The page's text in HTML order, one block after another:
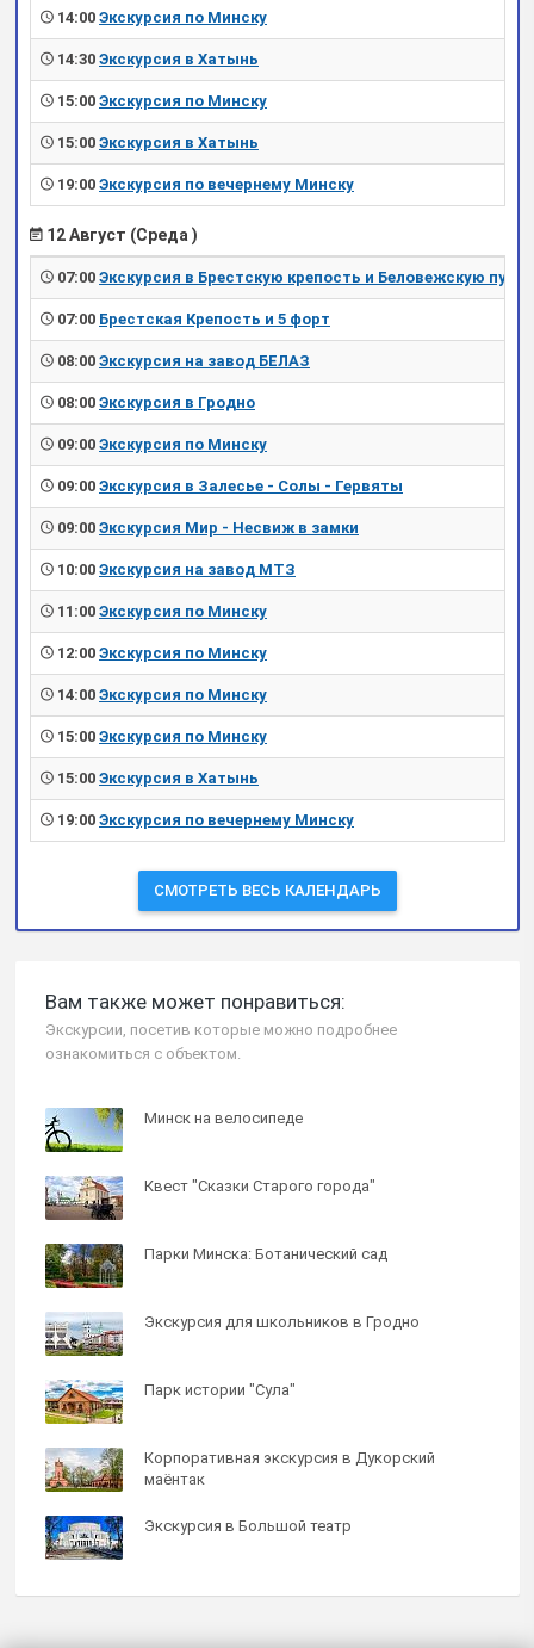
14:00 Экскурсия по Минску
14:30 Экскурсия в Хатынь
15:00 Экскурсия по Минску
15:00 Экскурсия в Хатынь
19:00 Экскурсия по вечернему Минску
12 Август (Среда )
07:00 Экскурсия в Брестскую крепость и Беловежскую пущу
07:00 Брестская Крепость и 5 форт
08:00 Экскурсия на завод БЕЛАЗ
08:00 Экскурсия в Гродно
09:00 Экскурсия по Минску
09:00 Экскурсия в Залесье - Солы - Гервяты
09:00 Экскурсия Мир - Несвиж в замки
10:00 Экскурсия на завод МТЗ
11:00 Экскурсия по Минску
12:00 Экскурсия по Минску
14:00 Экскурсия по Минску
15:00 Экскурсия по Минску
15:00 Экскурсия в Хатынь
19:00 Экскурсия по вечернему Минску
СМОТРЕТЬ ВЕСЬ КАЛЕНДАРЬ
Вам также может понравиться:
Экскурсии, посетив которые можно подробнее
ознакомиться с объектом.
Минск на велосипеде
Квест "Сказки Старого города"
Парки Минска: Ботанический сад
Экскурсия для школьников в Гродно
Парк истории "Сула"
Корпоративная экскурсия в Дукорский
маёнтак
Экскурсия в Большой театр